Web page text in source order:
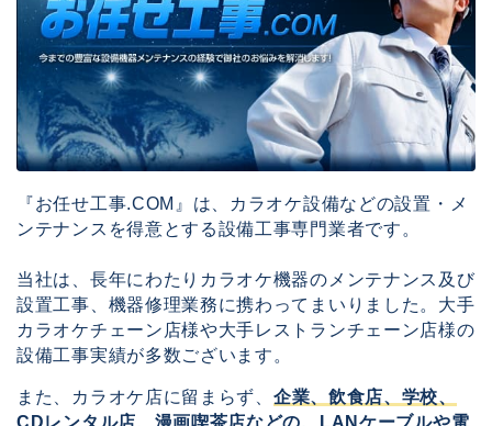
『お任せ工事.COM』は、カラオケ設備などの設置・メ
ンテナンスを得意とする設備工事専門業者です。
当社は、長年にわたりカラオケ機器のメンテナンス及び
設置工事、機器修理業務に携わってまいりました。大手
カラオケチェーン店様や大手レストランチェーン店様の
設備工事実績が多数ございます。
また、カラオケ店に留まらず、 企業、飲食店、学校、
CDレンタル店、漫画喫茶店などの、LANケーブルや電